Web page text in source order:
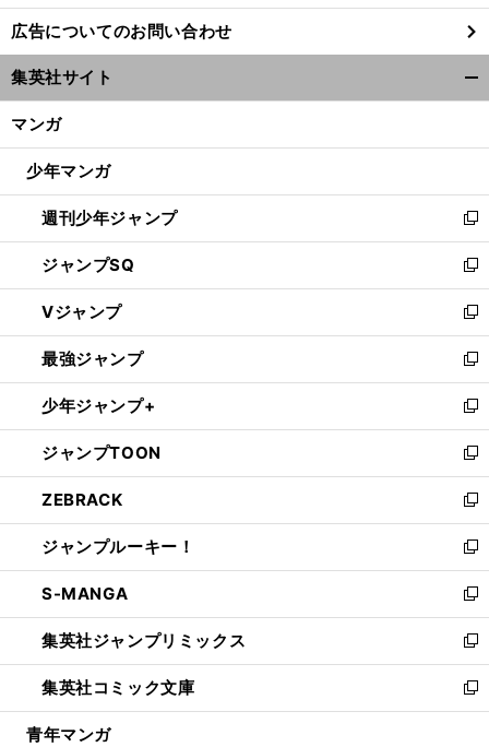
し
い
ウ
ィ
ン
ウ
開
く
広告についてのお問い合わせ
集英社サイト
マンガ
少年マンガ
週刊少年ジャンプ
新
し
い
ウ
ィ
ン
ド
ウ
で
開
く
ジャンプSQ
新
し
い
ウ
ィ
ン
ド
ウ
で
開
く
Vジャンプ
新
し
い
ウ
ィ
ン
ド
ウ
で
開
く
最強ジャンプ
新
し
い
ウ
ィ
ン
ド
ウ
で
開
く
少年ジャンプ+
新
し
い
ウ
ィ
ン
ド
ウ
で
開
く
ジャンプTOON
新
し
い
ウ
ィ
ン
ド
ウ
で
開
く
ZEBRACK
新
し
い
ウ
ィ
ン
ド
ウ
で
開
ジャンプルーキー！
新
し
い
ウ
ィ
ン
ド
ウ
S-MANGA
新
し
い
ウ
ィ
ン
集英社ジャンプリミックス
新
し
い
ウ
集英社コミック文庫
新
し
青年マンガ